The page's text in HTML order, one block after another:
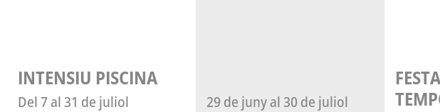
INTENSIU PISCINA
Del 7 al 31 de juliol 29 de juny al 30 de juliol
FESTA FINAL DE